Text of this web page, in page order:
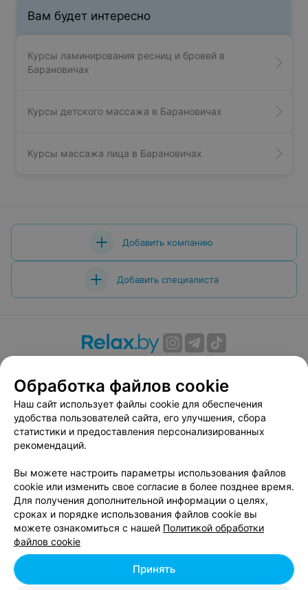
Вам будет интересно
Курсы ламинирования ресниц и бровей в
Барановичах
Курсы детского массажа в Барановичах
Курсы массажа лица в Барановичах
Добавить компанию
Добавить специалиста
Вакансии
Публичный договор
Способы оплаты
Публичный договор по использованию сервиса
«Афиша»
Пользовательское соглашение
Связаться по вопросам сотрудничества
Написать руководителю relax.by
Персональные настройки cookie
Обработка персональных данных
© 2026 ООО «Артокс Лаб», УНП 191700409, регистрирующий орган -
Обработка файлов cookie
Наш сайт использует файлы cookie для обеспечения
удобства пользователей сайта, его улучшения, сбора
статистики и предоставления персонализированных
рекомендаций.
Вы можете настроить параметры использования файлов
cookie или изменить свое согласие в более позднее время.
Для получения дополнительной информации о целях,
сроках и порядке использования файлов cookie вы
можете ознакомиться с нашей Политикой обработки
файлов cookie
Принять